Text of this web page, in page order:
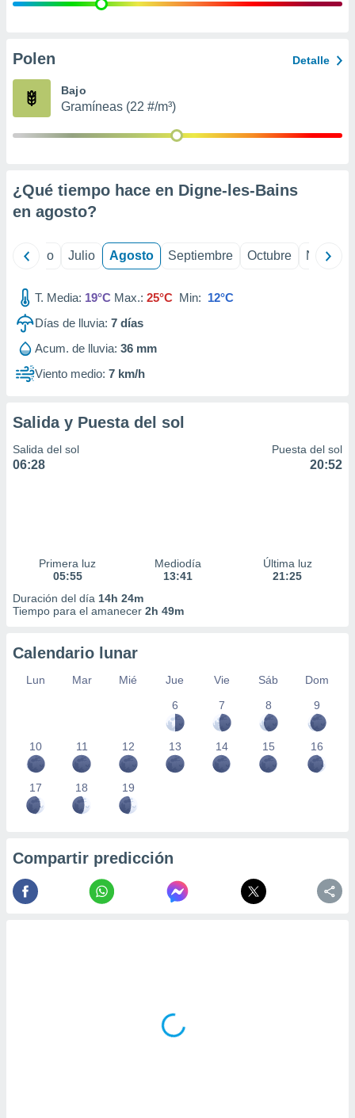
publicidad
de
Polen Detalle
Bajo
Gramíneas (22 #/m³)
¿Qué tiempo hace en Digne-les-Bains
en agosto?
Junio Julio Agosto Septiembre Octubre
T. Media: 19°C Max.: 25°C Min: 12°C
Días de lluvia: 7 días
Acum. de lluvia: 36 mm
Viento medio: 7 km/h
Salida y Puesta del sol
Salida del sol
06:28
Puesta del sol
20:52
Primera luz
05:55
Mediodía
13:41
Última luz
21:25
Duración del día 14h 24m
Tiempo para el amanecer 2h 49m
Calendario lunar
Lun Mar Mié Jue Vie Sáb
Dom
6
7 8 9
10 11 12 13 14 15 16
17 18 19
Compartir predicción